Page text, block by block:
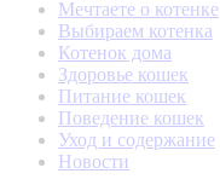
Мечтаете о котенке
Выбираем котенка
Котенок дома
Здоровье кошек
Питание кошек
Поведение кошек
Уход и содержание
Новости